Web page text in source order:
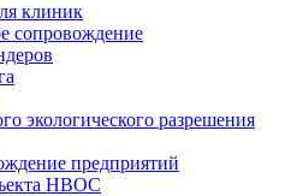
клиник
сопровождение
экологического разрешения
предприятий
НВОС